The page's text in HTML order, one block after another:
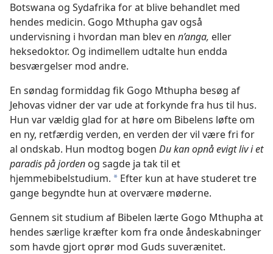
Botswana og Sydafrika for at blive behandlet med
hendes medicin. Gogo Mthupha gav også
undervisning i hvordan man blev en n’anga, eller
heksedoktor. Og indimellem udtalte hun endda
besværgelser mod andre.
En søndag formiddag fik Gogo Mthupha besøg af
Jehovas vidner der var ude at forkynde fra hus til hus.
Hun var vældig glad for at høre om Bibelens løfte om
en ny, retfærdig verden, en verden der vil være fri for
al ondskab. Hun modtog bogen Du kan opnå evigt liv i et
paradis på jorden og sagde ja tak til et
hjemmebibelstudium. a Efter kun at have studeret tre
gange begyndte hun at overvære møderne.
Gennem sit studium af Bibelen lærte Gogo Mthupha at
hendes særlige kræfter kom fra onde åndeskabninger
som havde gjort oprør mod Guds suverænitet.